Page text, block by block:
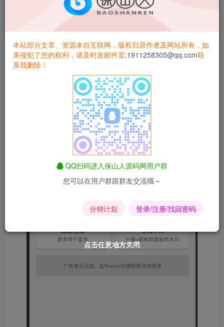
功能：支持从微信聊天记录选择文件、相机拍摄、直接选择
文件 · 支持白底、黑底 的隐形水印，制作后，通过增加蒙版
方能看到水印 · 纯前端，可嵌入任何项目
点击任意地方关闭
点击任意地方关闭
点击任意地方关闭
点击任意地方关闭
点击任意地方关闭
点击任意地方关闭
本站部分文章、资源来自互联网，版权归原作者及网站所有，如
果侵犯了您的权利，请及时发邮件至:1911258305@qq.com联
系我删除！
QQ扫码进入保山人源码网用户群
您可以在用户群跟群友交流哦～
分销计划 登录/注册/找回密码